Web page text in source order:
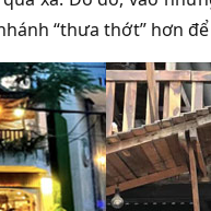
“thưa thớt” hơn